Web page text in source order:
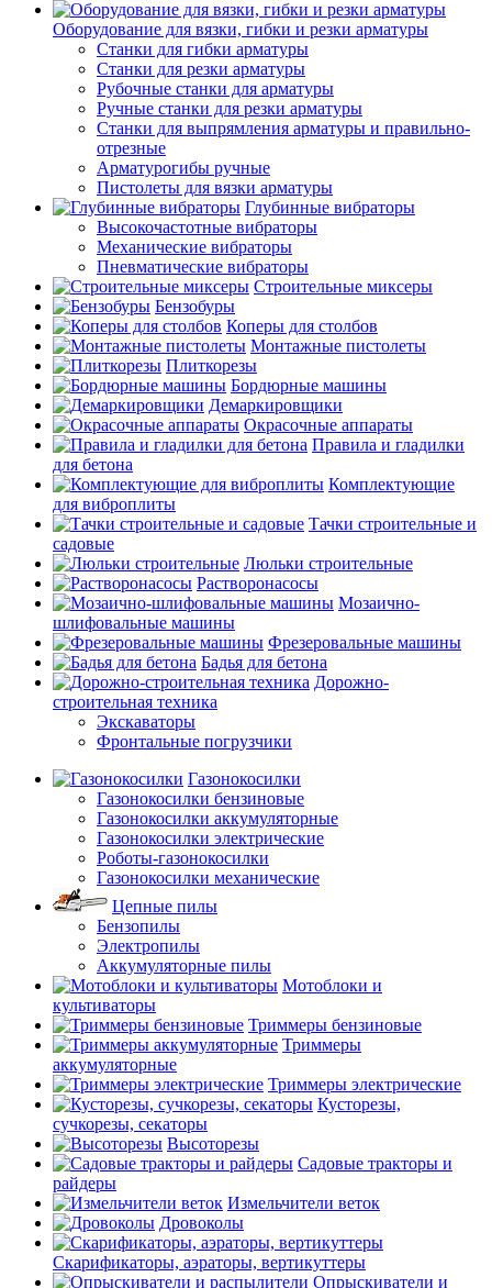
Оборудование для вязки, гибки и резки арматуры
Станки для гибки арматуры
Станки для резки арматуры
Рубочные станки для арматуры
Ручные станки для резки арматуры
Станки для выпрямления арматуры и правильно-
отрезные
Арматурогибы ручные
Пистолеты для вязки арматуры
Глубинные вибраторы
Высокочастотные вибраторы
Механические вибраторы
Пневматические вибраторы
Строительные миксеры
Бензобуры
Коперы для столбов
Монтажные пистолеты
Плиткорезы
Бордюрные машины
Демаркировщики
Окрасочные аппараты
Правила и гладилки
для бетона
Комплектующие
для виброплиты
Тачки строительные и
садовые
Люльки строительные
Растворонасосы
Мозаично-
шлифовальные машины
Фрезеровальные машины
Бадья для бетона
Дорожно-
строительная техника
Экскаваторы
Фронтальные погрузчики
Газонокосилки
Газонокосилки бензиновые
Газонокосилки аккумуляторные
Газонокосилки электрические
Роботы-газонокосилки
Газонокосилки механические
Цепные пилы
Бензопилы
Электропилы
Аккумуляторные пилы
Мотоблоки и
культиваторы
Триммеры бензиновые
Триммеры
аккумуляторные
Триммеры электрические
Кусторезы,
сучкорезы, секаторы
Высоторезы
Садовые тракторы и
райдеры
Измельчители веток
Дровоколы
Скарификаторы, аэраторы, вертикуттеры
Опрыскиватели и